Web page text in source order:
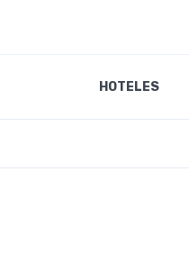
HOTELES